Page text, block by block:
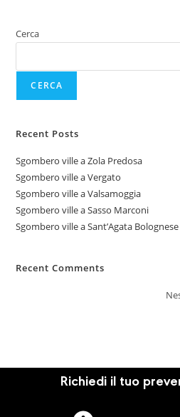
Cerca
CERCA
Recent Posts
Sgombero ville a Zola Predosa
Sgombero ville a Vergato
Sgombero ville a Valsamoggia
Sgombero ville a Sasso Marconi
Sgombero ville a Sant’Agata Bolognese
Recent Comments
Richiedi il tuo